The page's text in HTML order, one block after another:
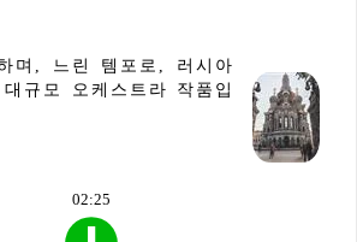
며, 느린 템포로, 러시아
규모 오케스트라 작품입
02:25